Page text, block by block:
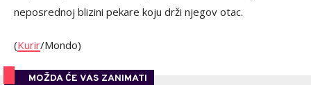
neposrednoj blizini pekare koju drži njegov otac.
(Kurir/Mondo)
MOŽDA ĆE VAS ZANIMATI